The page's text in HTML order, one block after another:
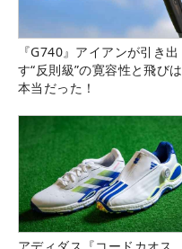
『G740』アイアンが引き出
す“反則級”の寛容性と飛びは
本当だった！